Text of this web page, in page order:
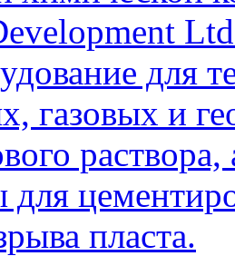
для
газовых и
для
пласта.